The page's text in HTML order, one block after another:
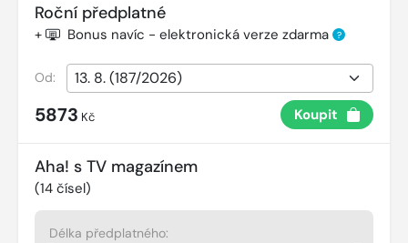
Roční předplatné
+ Bonus navíc - elektronická verze zdarma ?
Od:
5873 Kč Koupit
Aha! s TV magazínem
(14 čísel)
Délka předplatného: